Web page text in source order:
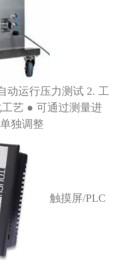
动运行压力测试 2. 工
艺 ● 可通过测量进
独调整
触摸屏/PLC